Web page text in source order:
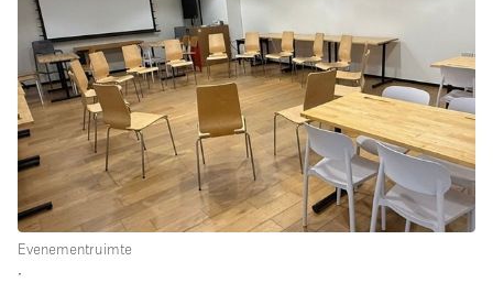
Evenementruimte
∙